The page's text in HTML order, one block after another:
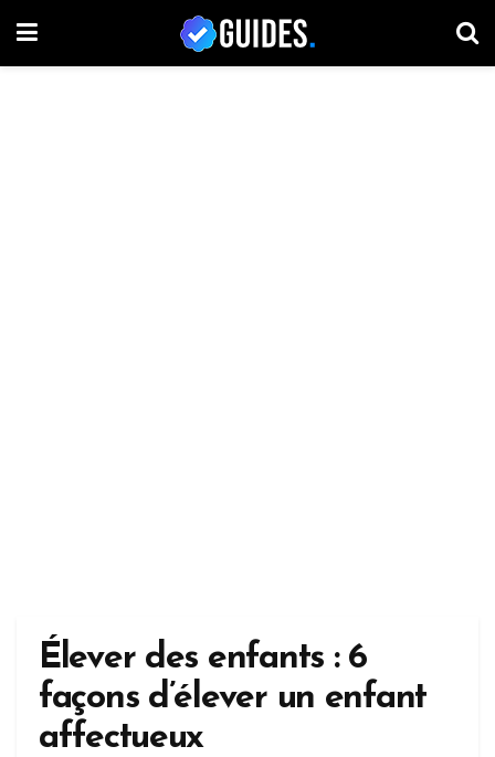
Élever des enfants : 6
façons d’élever un enfant
affectueux